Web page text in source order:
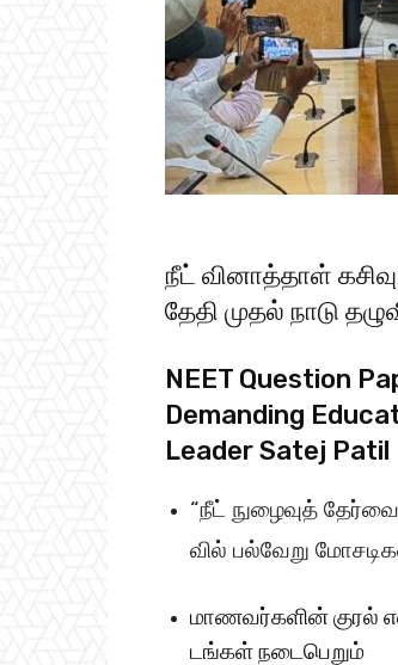
நீட் வினாத்​தாள்
தேதி முதல் நாடு
NEET Question
Demanding
Leader Satej Patil
“நீட் நுழைவுத்
வில் பல்​வேறு
மாணவர்​களின் குரல்
டங்​கள் நடைபெறும்